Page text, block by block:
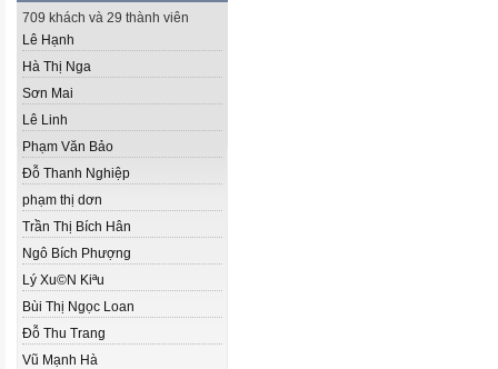
709 khách và 29 thành viên
Lê Hạnh
Hà Thị Nga
Sơn Mai
Lê Linh
Phạm Văn Bảo
Đỗ Thanh Nghiệp
phạm thị dơn
Trần Thị Bích Hân
Ngô Bích Phượng
Lý Xu©N Kiªu
Bùi Thị Ngọc Loan
Đỗ Thu Trang
Vũ Mạnh Hà